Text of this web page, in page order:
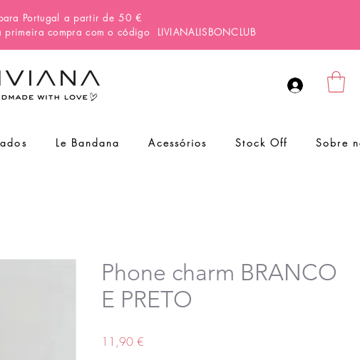
Portugal a partir de 50 €
primeira compra com o código
LIVIANALISBONCLUB
Le Bandana Acessórios Stock Off Sobre
Phone charm BRANCO
E PRETO
11,90 €